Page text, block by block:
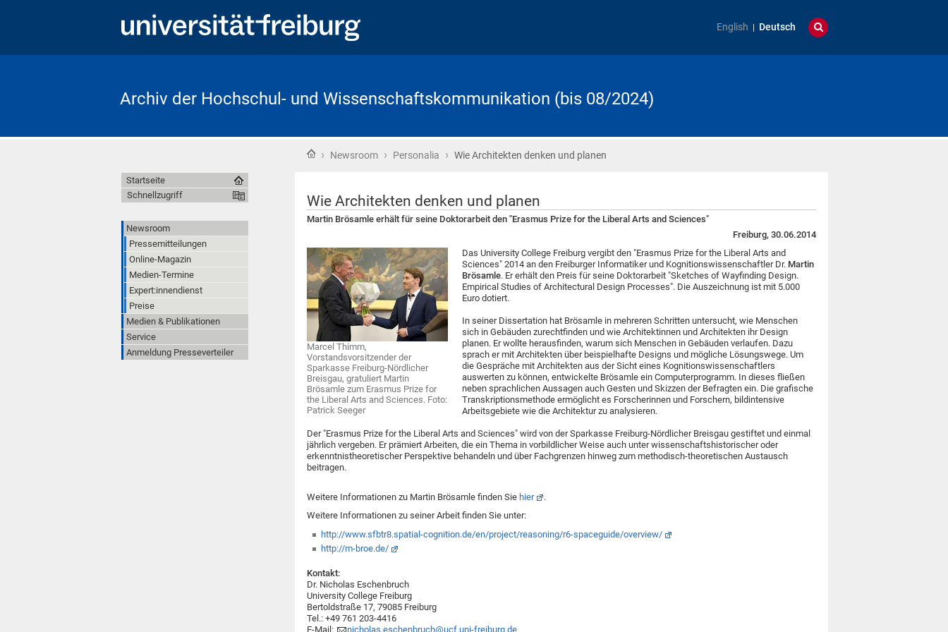
English Deutsch
Archiv der Hochschul- und Wissenschaftskommunikation (bis 08/2024)
Startseite
› Newsroom › Personalia › Wie Architekten denken und planen
Wie Architekten denken und planen
Martin Brösamle erhält für seine Doktorarbeit den "Erasmus Prize for the Liberal Arts and Sciences"
Freiburg, 30.06.2014
Marcel Thimm,
Vorstandsvorsitzender der
Sparkasse Freiburg-Nördlicher
Breisgau, gratuliert Martin
Brösamle zum Erasmus Prize for
the Liberal Arts and Sciences. Foto:
Patrick Seeger
Das University College Freiburg vergibt den "Erasmus Prize for the Liberal Arts and
Sciences" 2014 an den Freiburger Informatiker und Kognitionswissenschaftler Dr. Martin
Brösamle. Er erhält den Preis für seine Doktorarbeit "Sketches of Wayfinding Design.
Empirical Studies of Architectural Design Processes". Die Auszeichnung ist mit 5.000
Euro dotiert.
In seiner Dissertation hat Brösamle in mehreren Schritten untersucht, wie Menschen
sich in Gebäuden zurechtfinden und wie Architektinnen und Architekten ihr Design
planen. Er wollte herausfinden, warum sich Menschen in Gebäuden verlaufen. Dazu
sprach er mit Architekten über beispielhafte Designs und mögliche Lösungswege. Um
die Gespräche mit Architekten aus der Sicht eines Kognitionswissenschaftlers
auswerten zu können, entwickelte Brösamle ein Computerprogramm. In dieses fließen
neben sprachlichen Aussagen auch Gesten und Skizzen der Befragten ein. Die grafische
Transkriptionsmethode ermöglicht es Forscherinnen und Forschern, bildintensive
Arbeitsgebiete wie die Architektur zu analysieren.
Der "Erasmus Prize for the Liberal Arts and Sciences" wird von der Sparkasse Freiburg-Nördlicher Breisgau gestiftet und einmal
jährlich vergeben. Er prämiert Arbeiten, die ein Thema in vorbildlicher Weise auch unter wissenschaftshistorischer oder
erkenntnistheoretischer Perspektive behandeln und über Fachgrenzen hinweg zum methodisch-theoretischen Austausch
beitragen.
Weitere Informationen zu Martin Brösamle finden Sie hier
.
Weitere Informationen zu seiner Arbeit finden Sie unter:
http://www.sfbtr8.spatial-cognition.de/en/project/reasoning/r6-spaceguide/overview/
http://m-broe.de/
Kontakt:
Dr. Nicholas Eschenbruch
University College Freiburg
Bertoldstraße 17, 79085 Freiburg
Tel.: +49 761 203-4416
E-Mail:
nicholas.eschenbruch@ucf.uni-freiburg.de
Startseite
Schnellzugriff
Newsroom
Pressemitteilungen
Online-Magazin
Medien-Termine
Expert:innendienst
Preise
Medien & Publikationen
Service
Anmeldung Presseverteiler